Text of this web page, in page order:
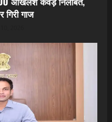
गिरी गाज